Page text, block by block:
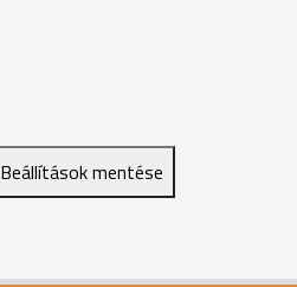
Beállítások mentése